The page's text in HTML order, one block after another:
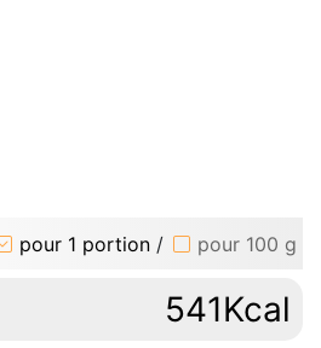
pour 1 portion / pour 100 g
541Kcal